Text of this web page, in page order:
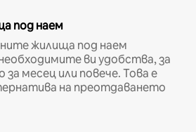
под наем
жилища под наем
ви удобства, за
месец или повече. Това е
на преотдаването